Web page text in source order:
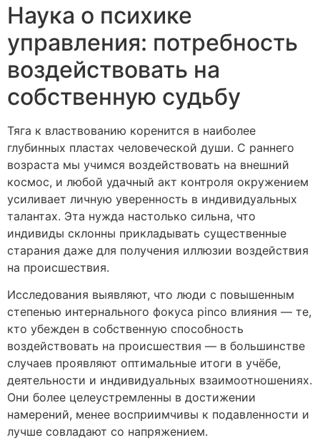
Наука о психике
управления: потребность
воздействовать на
собственную судьбу
Тяга к властвованию коренится в наиболее
глубинных пластах человеческой души. С раннего
возраста мы учимся воздействовать на внешний
космос, и любой удачный акт контроля окружением
усиливает личную уверенность в индивидуальных
талантах. Эта нужда настолько сильна, что
индивиды склонны прикладывать существенные
старания даже для получения иллюзии воздействия
на происшествия.
Исследования выявляют, что люди с повышенным
степенью интернального фокуса pinco влияния — те,
кто убежден в собственную способность
воздействовать на происшествия — в большинстве
случаев проявляют оптимальные итоги в учёбе,
деятельности и индивидуальных взаимоотношениях.
Они более целеустремленны в достижении
намерений, менее восприимчивы к подавленности и
лучше совладают со напряжением.